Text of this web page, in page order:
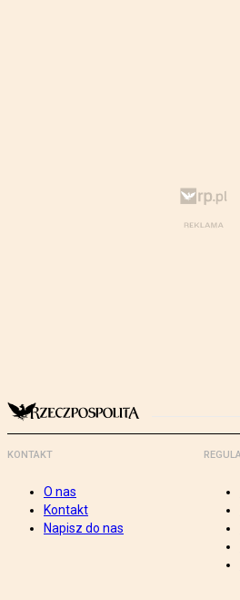
KONTAKT
O nas
Kontakt
Napisz do nas